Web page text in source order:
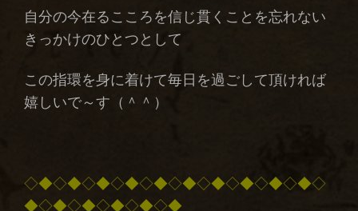
自分の今在るこころを信じ貫くことを忘れない
きっかけのひとつとして
この指環を身に着けて毎日を過ごして頂ければ
嬉しいで～す（＾＾）
◇◆◇◆◇◆◇◆◇◆◇◆◇◆◇◆◇◆◇◆◇
◆◇◆◇◆◇◆◇◆◇◆